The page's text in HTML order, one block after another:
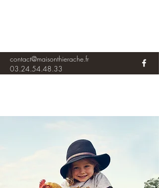
contact@maisonthierache.fr
03.24.54.48.33